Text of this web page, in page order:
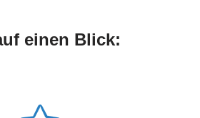
einen Blick: